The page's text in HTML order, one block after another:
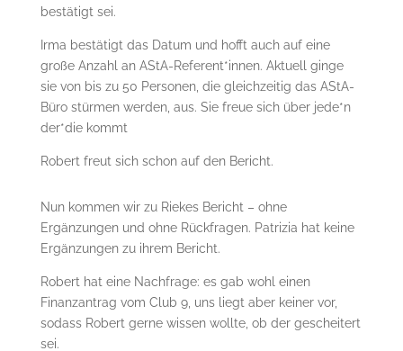
bestätigt sei.
Irma bestätigt das Datum und hofft auch auf eine
große Anzahl an AStA-Referent*innen. Aktuell ginge
sie von bis zu 50 Personen, die gleichzeitig das AStA-
Büro stürmen werden, aus. Sie freue sich über jede*n
der*die kommt
Robert freut sich schon auf den Bericht.
Nun kommen wir zu Riekes Bericht – ohne
Ergänzungen und ohne Rückfragen. Patrizia hat keine
Ergänzungen zu ihrem Bericht.
Robert hat eine Nachfrage: es gab wohl einen
Finanzantrag vom Club 9, uns liegt aber keiner vor,
sodass Robert gerne wissen wollte, ob der gescheitert
sei.